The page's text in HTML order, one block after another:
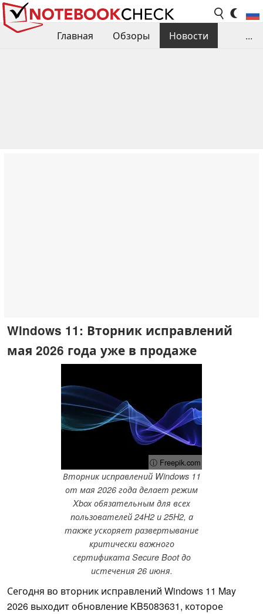
Главная Обзоры
Новости
...
Windows 11: Вторник исправлений
мая 2026 года уже в продаже
ⓘ Freepik.com
Вторник исправлений Windows 11
от мая 2026 года делает режим
Xbox обязательным для всех
пользователей 24H2 и 25H2, а
также ускоряет развертывание
критически важного
сертификата Secure Boot до
истечения 26 июня.
Сегодня во вторник исправлений Windows 11 May
2026 выходит обновление KB5083631, которое